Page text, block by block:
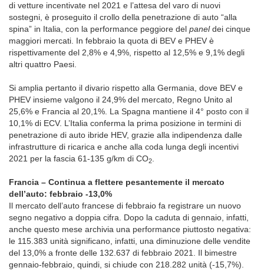
di vetture incentivate nel 2021 e l’attesa del varo di nuovi
sostegni, è proseguito il crollo della penetrazione di auto “alla
spina” in Italia, con la performance peggiore del paneldei cinque
maggiori mercati. In febbraio la quota di BEV e PHEV è
rispettivamente del 2,8% e 4,9%, rispetto al 12,5% e 9,1% degli
altri quattro Paesi.
Si amplia pertanto il divario rispetto alla Germania, dove BEV e
PHEV insieme valgono il 24,9% del mercato, Regno Unito al
25,6% e Francia al 20,1%. La Spagna mantiene il 4° posto con il
10,1% di ECV. L’Italia conferma la prima posizione in termini di
penetrazione di auto ibride HEV, grazie alla indipendenza dalle
infrastrutture di ricarica e anche alla coda lunga degli incentivi
2021 per la fascia 61-135 g/km di CO2
Francia – Continua a flettere pesantemente il mercato
dell’auto: febbraio -13,0%
Il mercato dell’auto francese di febbraio fa registrare un nuovo
segno negativo a doppia cifra. Dopo la caduta di gennaio, infatti,
anche questo mese archivia una performance piuttosto negativa:
le 115.383 unità significano, infatti, una diminuzione delle vendite
del 13,0% a fronte delle 132.637 di febbraio 2021. Il bimestre
gennaio-febbraio, quindi, si chiude con 218.282 unità (-15,7%).